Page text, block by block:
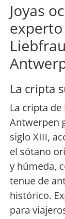
Joyas
La cripta
La cripta
Antwerpen
siglo XIII,
el sótano
y húmeda,
tenue de
histórico.
para